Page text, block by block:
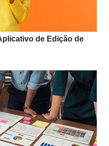
de Edição de